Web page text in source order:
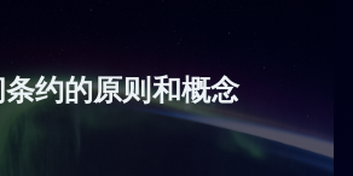
约的原则和概念